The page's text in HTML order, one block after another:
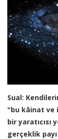
Sual:
"bu kâinat ve
bir
gerçeklik